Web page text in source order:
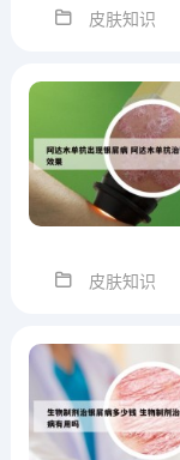
皮肤知识
皮肤知识